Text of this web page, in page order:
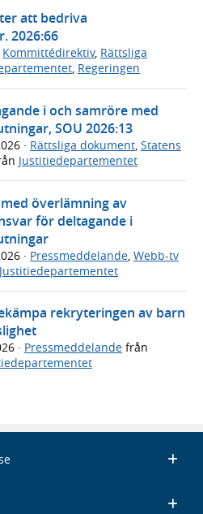
att bedriva
2026:66
Kommittédirektiv, Rättsliga
, Regeringen
i och samröre med
SOU 2026:13
· Rättsliga dokument, Statens
Justitiedepartementet
överlämning av
för deltagande i
· Pressmeddelande Webb-tv
Justitiedepartementet
rekryteringen av barn
· Pressmeddelande från